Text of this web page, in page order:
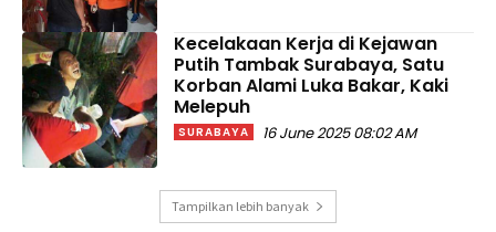
Kecelakaan Kerja di Kejawan
Putih Tambak Surabaya, Satu
Korban Alami Luka Bakar, Kaki
Melepuh
SURABAYA 16 June 2025 08:02 AM
Tampilkan lebih banyak